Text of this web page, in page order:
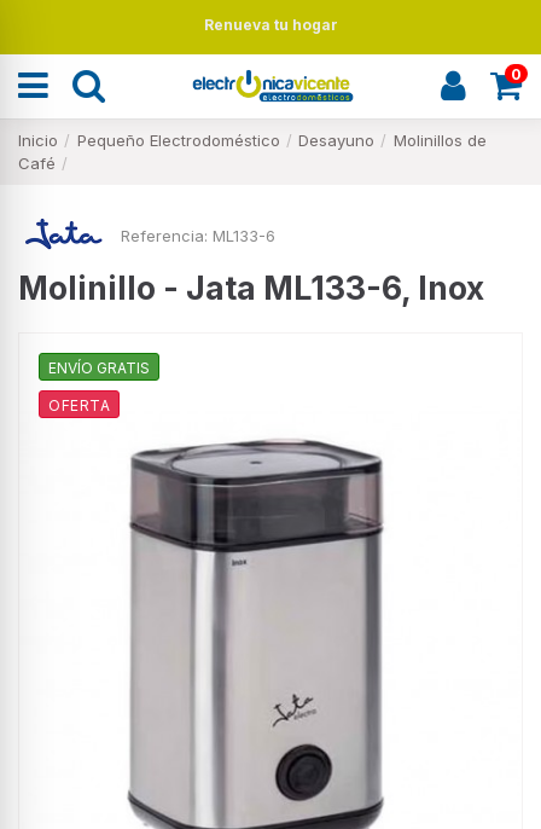
Renueva tu hogar
0
Inicio Pequeño Electrodoméstico Desayuno
Molinillos de
Café
Referencia: ML133-6
Molinillo - Jata ML133-6, Inox
ENVÍO GRATIS
OFERTA